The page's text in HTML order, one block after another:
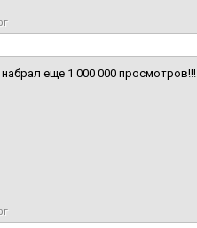
еще 1 000 000 просмотров!!!